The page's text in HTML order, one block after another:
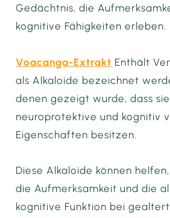
Gedächtnis, die
kognitive Fähigkeiten erleben.
Voacanga-Extrakt Enthält
als Alkaloide bezeichnet
denen gezeigt wurde, dass sie
neuroprotektive und kognitiv
Eigenschaften besitzen.
Diese Alkaloide können
die Aufmerksamkeit und die
kognitive Funktion bei